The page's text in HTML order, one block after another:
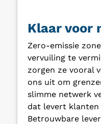
Klaar voor
Zero-emissie
vervuiling te
zorgen ze vooral
ons uit om
slimme netwerk
dat levert klanten
Betrouwbare